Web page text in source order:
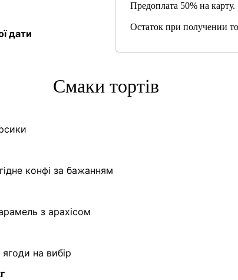
дати
Предоплата 50% на карту.
Остаток при получении
Cмаки тортів
конфі за бажанням
з арахісом
на вибір